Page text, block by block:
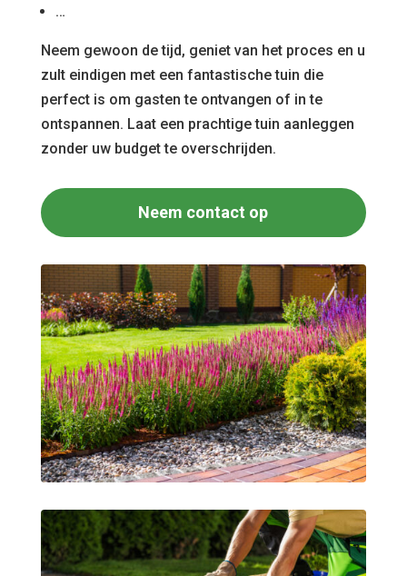
…
Neem gewoon de tijd, geniet van het proces en u
zult eindigen met een fantastische tuin die
perfect is om gasten te ontvangen of in te
ontspannen. Laat een prachtige tuin aanleggen
zonder uw budget te overschrijden.
Neem contact op